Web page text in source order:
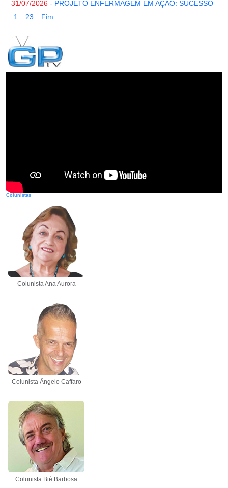
31/07/2026 - PROJETO ENFERMAGEM EM AÇÃO: SUCESSO
1
23 Fim
Colunistas
Colunista Ana Aurora
Colunista Ângelo Caffaro
Colunista Bié Barbosa